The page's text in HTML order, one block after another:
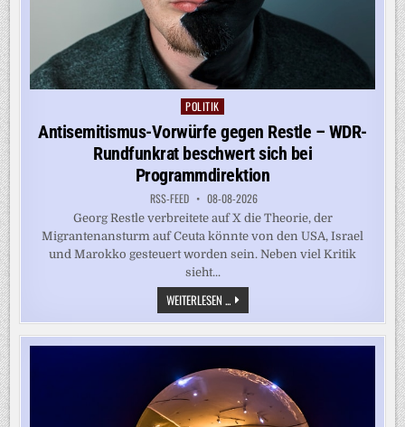
Posted
in
POLITIK
Antisemitismus-Vorwürfe gegen Restle – WDR-
Rundfunkrat beschwert sich bei
Programmdirektion
RSS-FEED 08-08-2026
Georg Restle verbreitete auf X die Theorie, der
Migrantenansturm auf Ceuta könnte von den USA, Israel
und Marokko gesteuert worden sein. Neben viel Kritik
sieht...
WEITERLESEN ... ANTISEMITISMUS-
VORWÜRFE
GEGEN
RESTLE
–
RUNDFUNKRAT
BESCHWERT
SICH
BEI
PROGRAMMDIREKTION